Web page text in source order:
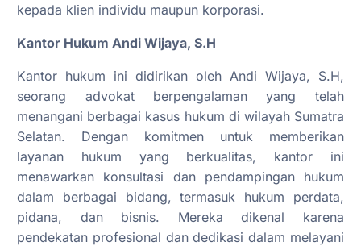
kepada klien individu maupun korporasi.
Kantor Hukum Andi Wijaya, S.H
Kantor hukum ini didirikan oleh Andi Wijaya, S.H,
seorang advokat berpengalaman yang telah
menangani berbagai kasus hukum di wilayah Sumatra
Selatan. Dengan komitmen untuk memberikan
layanan hukum yang berkualitas, kantor ini
menawarkan konsultasi dan pendampingan hukum
dalam berbagai bidang, termasuk hukum perdata,
pidana, dan bisnis. Mereka dikenal karena
pendekatan profesional dan dedikasi dalam melayani